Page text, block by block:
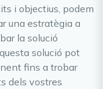
i objectius, podem
una estratègia a
la solució
solució pot
fins a trobar
dels vostres